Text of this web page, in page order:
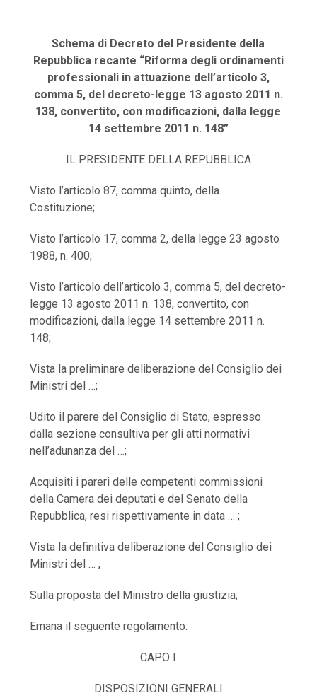
Schema di Decreto del Presidente della
Repubblica recante “Riforma degli ordinamenti
professionali in attuazione dell’articolo 3,
comma 5, del decreto-legge 13 agosto 2011 n.
138, convertito, con modificazioni, dalla legge
14 settembre 2011 n. 148”
IL PRESIDENTE DELLA REPUBBLICA
Visto l’articolo 87, comma quinto, della
Costituzione;
Visto l’articolo 17, comma 2, della legge 23 agosto
1988, n. 400;
Visto l’articolo dell’articolo 3, comma 5, del decreto-
legge 13 agosto 2011 n. 138, convertito, con
modificazioni, dalla legge 14 settembre 2011 n.
148;
Vista la preliminare deliberazione del Consiglio dei
Ministri del …;
Udito il parere del Consiglio di Stato, espresso
dalla sezione consultiva per gli atti normativi
nell’adunanza del …;
Acquisiti i pareri delle competenti commissioni
della Camera dei deputati e del Senato della
Repubblica, resi rispettivamente in data … ;
Vista la definitiva deliberazione del Consiglio dei
Ministri del … ;
Sulla proposta del Ministro della giustizia;
Emana il seguente regolamento:
CAPO I
DISPOSIZIONI GENERALI